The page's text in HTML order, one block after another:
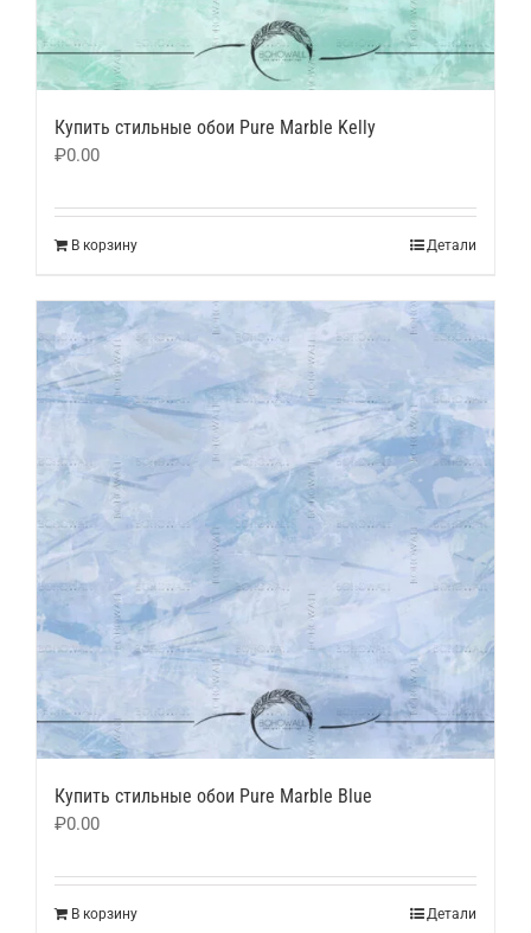
Купить стильные обои Pure Marble Kelly
₽0.00
В корзину Детали
Купить стильные обои Pure Marble Blue
₽0.00
В корзину Детали